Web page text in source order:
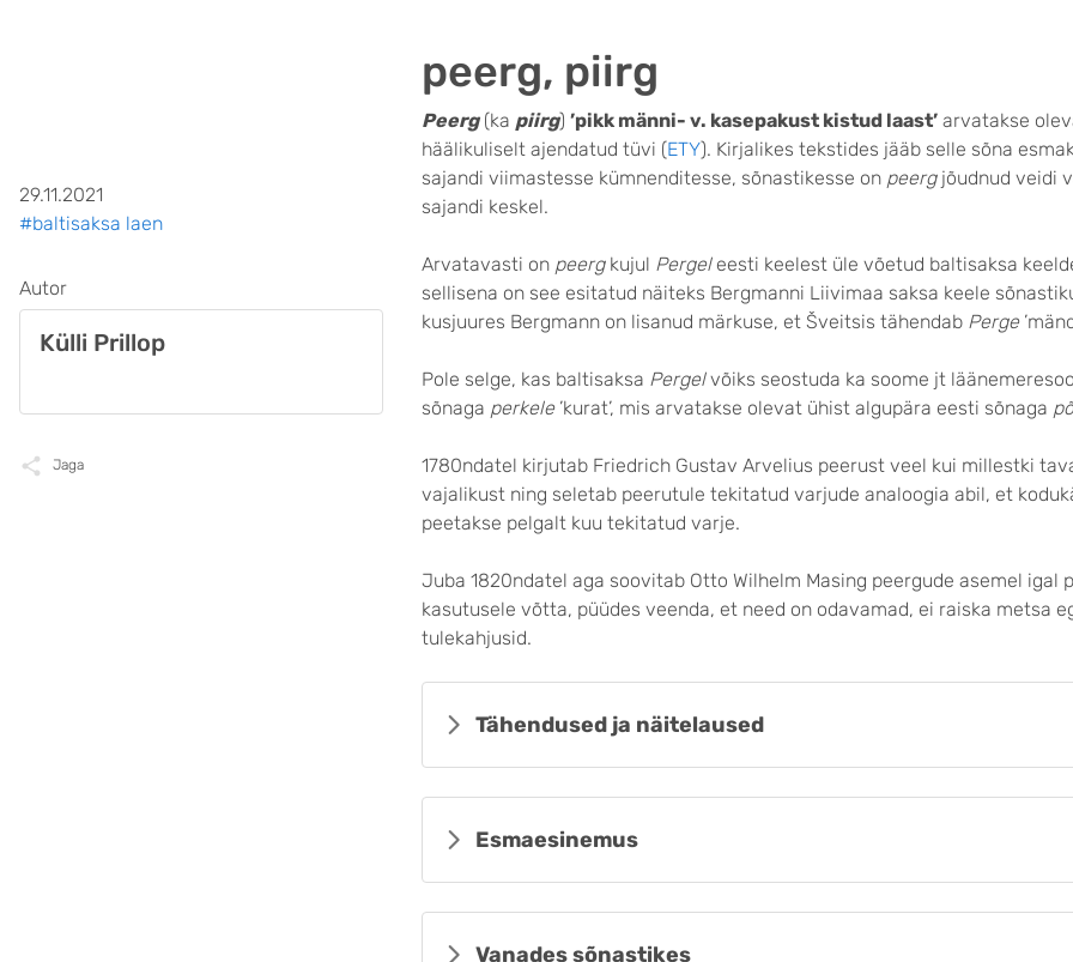
peerg, piirg
Peerg(ka piirg) ’pikk männi- v. kasepakust kistud laast’ arvatakse
häälikuliselt ajendatud tüvi (ETY). Kirjalikes tekstides jääb selle sõna
sajandi viimastesse kümnenditesse, sõnastikesse on peergjõudnud veidi
sajandi keskel.
Arvatavasti on peergkujul Pergeleesti keelest üle võetud baltisaksa
sellisena on see esitatud näiteks Bergmanni Liivimaa saksa keele
kusjuures Bergmann on lisanud märkuse, et Šveitsis tähendab Perge
Pole selge, kas baltisaksa Pergelvõiks seostuda ka soome jt
sõnaga perkele’kurat’, mis arvatakse olevat ühist algupära eesti sõnaga
1780ndatel kirjutab Friedrich Gustav Arvelius peerust veel kui millestki
vajalikust ning seletab peerutule tekitatud varjude analoogia abil, et
peetakse pelgalt kuu tekitatud varje.
Juba 1820ndatel aga soovitab Otto Wilhelm Masing peergude asemel igal
kasutusele võtta, püüdes veenda, et need on odavamad, ei raiska metsa
tulekahjusid.
Tähendused ja näitelaused
Esmaesinemus
Vanades sõnastikes
29.11.2021
#baltisaksa laen
Autor
Külli Prillop
Jaga